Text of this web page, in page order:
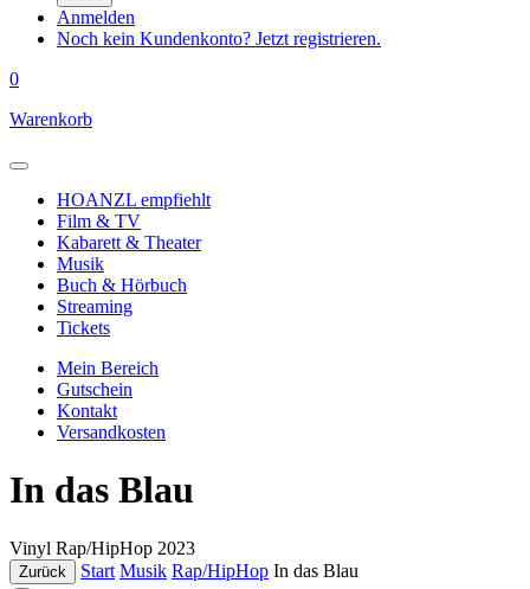
Anmelden
Noch kein Kundenkonto? Jetzt registrieren.
0
Warenkorb
HOANZL empfiehlt
Film & TV
Kabarett & Theater
Musik
Buch & Hörbuch
Streaming
Tickets
Mein Bereich
Gutschein
Kontakt
Versandkosten
In das Blau
Vinyl Rap/HipHop 2023
Zurück Start Musik Rap/HipHop In das Blau